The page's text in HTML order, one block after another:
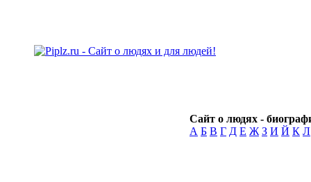
Сайт о людях -
А Б В Г Д Е Ж З И Й К Л